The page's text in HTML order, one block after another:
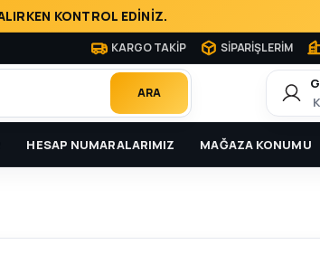
KONTROL EDİNİZ.
KARGO TAKİP SİPARİŞLERİM
ARA
HESAP NUMARALARIMIZ MAĞAZA KONUMU